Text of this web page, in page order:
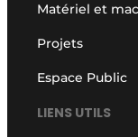
Matériel et
Projets
Espace Public
LIENS UTILS